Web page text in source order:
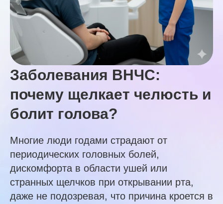
Заболевания ВНЧС:
почему щелкает челюсть и
болит голова?
Многие люди годами страдают от
периодических головных болей,
дискомфорта в области ушей или
странных щелчков при открывании рта,
даже не подозревая, что причина кроется в